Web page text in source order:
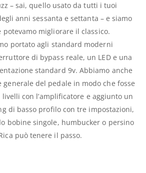
– sai, quello usato da tutti i tuoi
anni sessanta e settanta – e siamo
migliorare il classico.
portato agli standard moderni
di bypass reale, un LED e una
standard 9v. Abbiamo anche
del pedale in modo che fosse
con l’amplificatore e aggiunto un
di basso profilo con tre impostazioni,
bobine singole, humbucker o persino
può tenere il passo.